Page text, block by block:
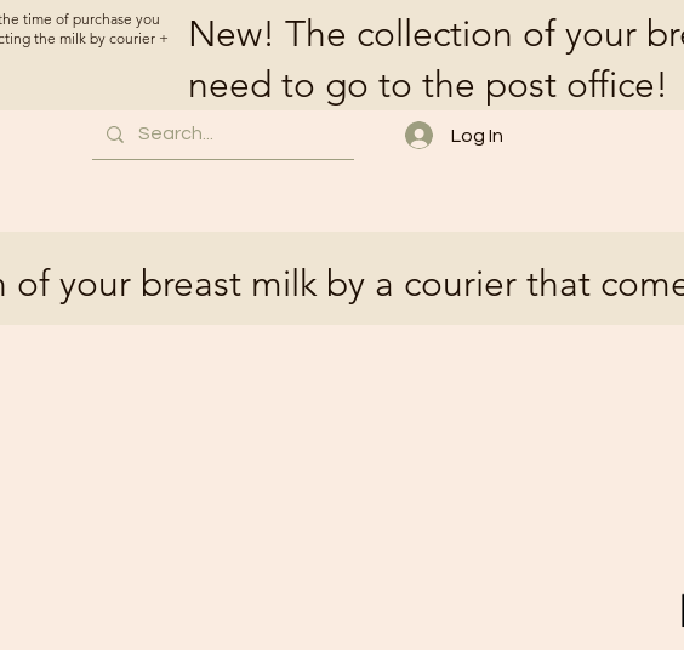
Log In
time of purchase you
the milk by courier +
New! The collection of your
need to go to the post office!
of your breast milk by a courier that